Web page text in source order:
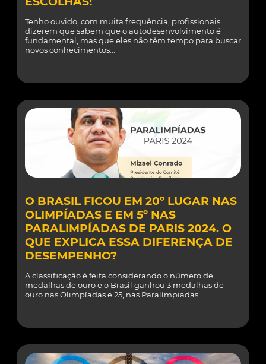
Tenho ouvido, com muita frequência, profissionais
dizerem que sabem que o autodesenvolvimento é
fundamental, mas que eles não têm tempo para buscar
novos conhecimentos...
O BRASIL FICOU EM 20º LUGAR NAS
OLIMPÍADAS E EM 5º NAS
PARALIMPÍADAS DE PARIS 2024. O
QUE EXPLICA ESSA DIFERENÇA DE
DESEMPENHO?
A classificação é feita considerando o número de
medalhas de ouro e o Brasil ganhou 3 medalhas de
ouro nas Olimpíadas e 25, nas Paralímpiadas.